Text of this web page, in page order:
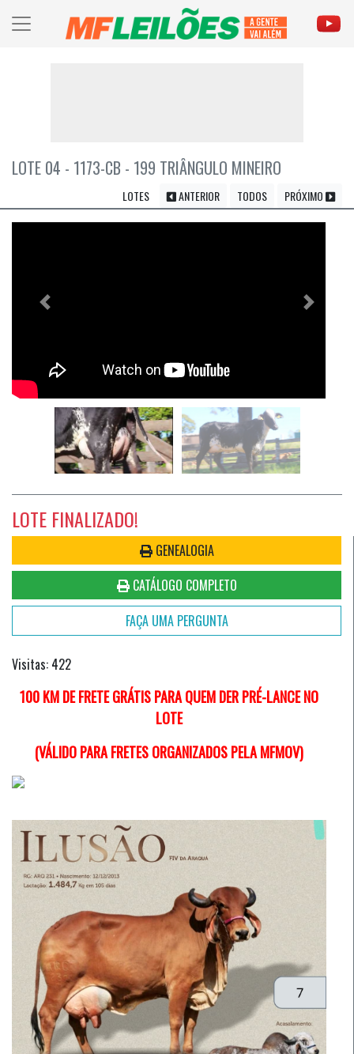
LOTE 04 - 1173-CB - 199 TRIÂNGULO MINEIRO
LOTES ANTERIOR TODOS PRÓXIMO
Previous Próximo
LOTE FINALIZADO!
GENEALOGIA
CATÁLOGO COMPLETO
FAÇA UMA PERGUNTA
Visitas: 422
100 KM DE FRETE GRÁTIS PARA QUEM DER PRÉ-LANCE NO
LOTE
(VÁLIDO PARA FRETES ORGANIZADOS PELA MFMOV)